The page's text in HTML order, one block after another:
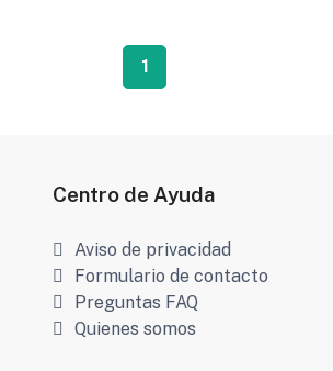
1
Centro de Ayuda
Aviso de privacidad
Formulario de contacto
Preguntas FAQ
Quienes somos